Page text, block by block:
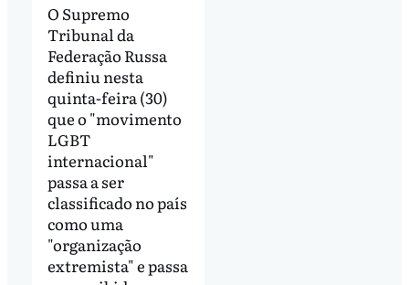
O Supremo
Tribunal da
Federação Russa
definiu nesta
quinta-feira (30)
que o "movimento
LGBT
internacional"
passa a ser
classificado no país
como uma
"organização
extremista" e passa